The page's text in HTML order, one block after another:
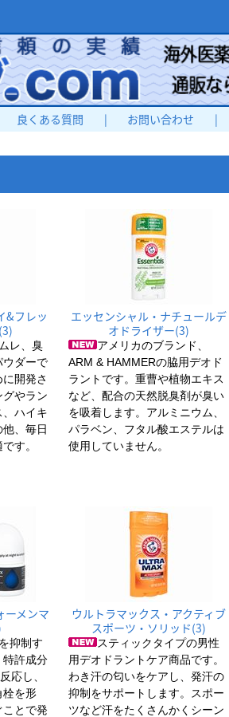
良くある質問 | お問い合わせ |
&フレッ
レ、臭
ウダーで
開発さ
やラン
ハイキ
、毎日
す。
エッセンシャル・ナチュールデ
オドライザー(3)
アメリカのブランド、
ARM & HAMMERの脇用デオド
ラントです。重曹や植物エキス
など、配合の天然脱臭剤が臭い
を吸着します。アルミニウム、
パラベン、フタル酸エステルは
使用していません。
ーメンマ
抑制す
特許成分
応し、
栓を形
とで発
ウルトラマックス・アクティブ
スポーツ・ソリッド(3)
スティックタイプの男性
用デオドラントケア商品です。
わき汗の匂いをケアし、発汗の
抑制をサポートします。スポー
ツなど汗をたくさんかくシーン